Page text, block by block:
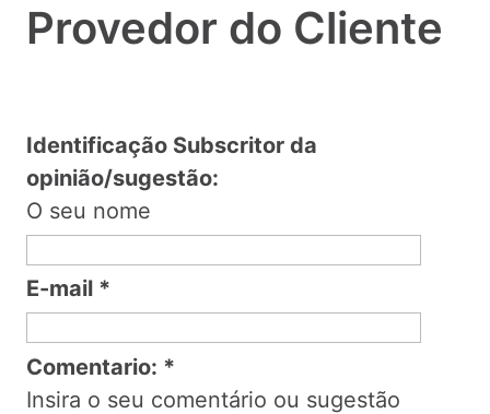
Provedor do Cliente
Identificação Subscritor da
opinião/sugestão:
O seu nome
E-mail *
Comentario: *
Insira o seu comentário ou sugestão